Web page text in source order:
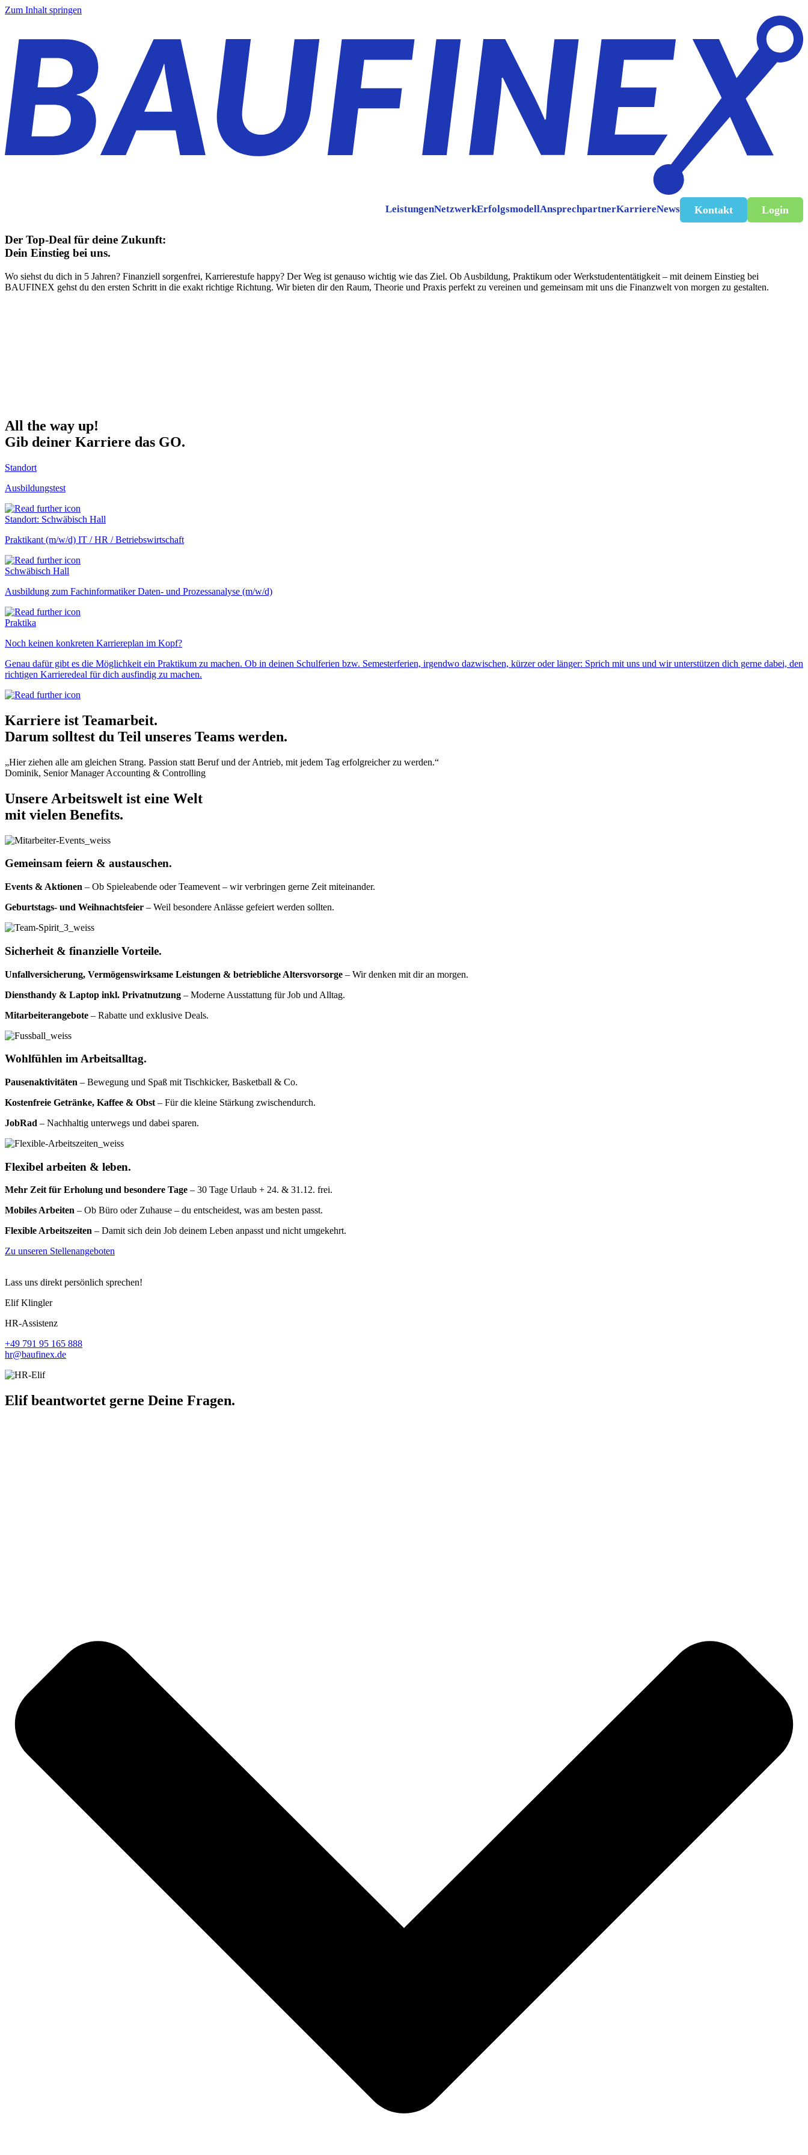
Zum Inhalt springen
LeistungenNetzwerkErfolgsmodellAnsprechpartnerKarriereNews Kontakt Login
Der Top-Deal für deine Zukunft:
Dein Einstieg bei uns.
Wo siehst du dich in 5 Jahren? Finanziell sorgenfrei, Karrierestufe happy? Der Weg ist genauso wichtig wie das Ziel. Ob Ausbildung, Praktikum oder Werkstudententätigkeit – mit deinem Einstieg bei
BAUFINEX gehst du den ersten Schritt in die exakt richtige Richtung. Wir bieten dir den Raum, Theorie und Praxis perfekt zu vereinen und gemeinsam mit uns die Finanzwelt von morgen zu gestalten.
All the way up!
Gib deiner Karriere das GO.
Standort
Ausbildungstest
Standort: Schwäbisch Hall
Praktikant (m/w/d) IT / HR / Betriebswirtschaft
Schwäbisch Hall
Ausbildung zum Fachinformatiker Daten- und Prozessanalyse (m/w/d)
Praktika
Noch keinen konkreten Karriereplan im Kopf?
Genau dafür gibt es die Möglichkeit ein Praktikum zu machen. Ob in deinen Schulferien bzw. Semesterferien, irgendwo dazwischen, kürzer oder länger: Sprich mit uns und wir unterstützen dich gerne dabei, den
richtigen Karrieredeal für dich ausfindig zu machen.
Karriere ist Teamarbeit.
Darum solltest du Teil unseres Teams werden.
„Hier ziehen alle am gleichen Strang. Passion statt Beruf und der Antrieb, mit jedem Tag erfolgreicher zu werden.“
Dominik, Senior Manager Accounting & Controlling
Unsere Arbeitswelt ist eine Welt
mit vielen Benefits.
Gemeinsam feiern & austauschen.
Events & Aktionen – Ob Spieleabende oder Teamevent – wir verbringen gerne Zeit miteinander.
Geburtstags- und Weihnachtsfeier – Weil besondere Anlässe gefeiert werden sollten.
Sicherheit & finanzielle Vorteile.
Unfallversicherung, Vermögenswirksame Leistungen & betriebliche Altersvorsorge – Wir denken mit dir an morgen.
Diensthandy & Laptop inkl. Privatnutzung – Moderne Ausstattung für Job und Alltag.
Mitarbeiterangebote – Rabatte und exklusive Deals.
Wohlfühlen im Arbeitsalltag.
Pausenaktivitäten – Bewegung und Spaß mit Tischkicker, Basketball & Co.
Kostenfreie Getränke, Kaffee & Obst – Für die kleine Stärkung zwischendurch.
JobRad – Nachhaltig unterwegs und dabei sparen.
Flexibel arbeiten & leben.
Mehr Zeit für Erholung und besondere Tage – 30 Tage Urlaub + 24. & 31.12. frei.
Mobiles Arbeiten – Ob Büro oder Zuhause – du entscheidest, was am besten passt.
Flexible Arbeitszeiten – Damit sich dein Job deinem Leben anpasst und nicht umgekehrt.
Zu unseren Stellenangeboten
Lass uns direkt persönlich sprechen!
Elif Klingler
HR-Assistenz
+49 791 95 165 888
ed.xe
nifua
b@rh
Elif beantwortet gerne Deine Fragen.